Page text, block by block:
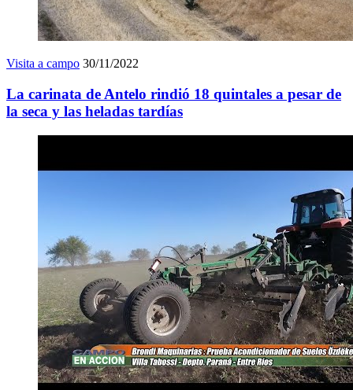
Visita a campo 30/11/2022
La carinata de Antelo rindió 18 quintales a pesar de
la seca y las heladas tardías